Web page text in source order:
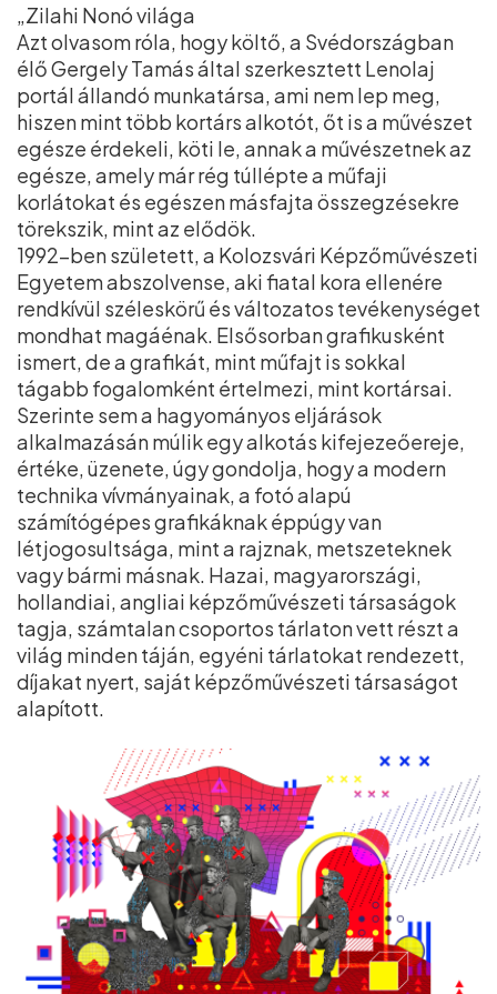
„Zilahi Nonó világa
Azt olvasom róla, hogy költő, a Svédországban
élő Gergely Tamás által szerkesztett Lenolaj
portál állandó munkatársa, ami nem lep meg,
hiszen mint több kortárs alkotót, őt is a művészet
egésze érdekeli, köti le, annak a művészetnek az
egésze, amely már rég túllépte a műfaji
korlátokat és egészen másfajta összegzésekre
törekszik, mint az elődök.
1992–ben született, a Kolozsvári Képzőművészeti
Egyetem abszolvense, aki fiatal kora ellenére
rendkívül széleskörű és változatos tevékenységet
mondhat magáénak. Elsősorban grafikusként
ismert, de a grafikát, mint műfajt is sokkal
tágabb fogalomként értelmezi, mint kortársai.
Szerinte sem a hagyományos eljárások
alkalmazásán múlik egy alkotás kifejezeőereje,
értéke, üzenete, úgy gondolja, hogy a modern
technika vívmányainak, a fotó alapú
számítógépes grafikáknak éppúgy van
létjogosultsága, mint a rajznak, metszeteknek
vagy bármi másnak. Hazai, magyarországi,
hollandiai, angliai képzőművészeti társaságok
tagja, számtalan csoportos tárlaton vett részt a
világ minden táján, egyéni tárlatokat rendezett,
díjakat nyert, saját képzőművészeti társaságot
alapított.